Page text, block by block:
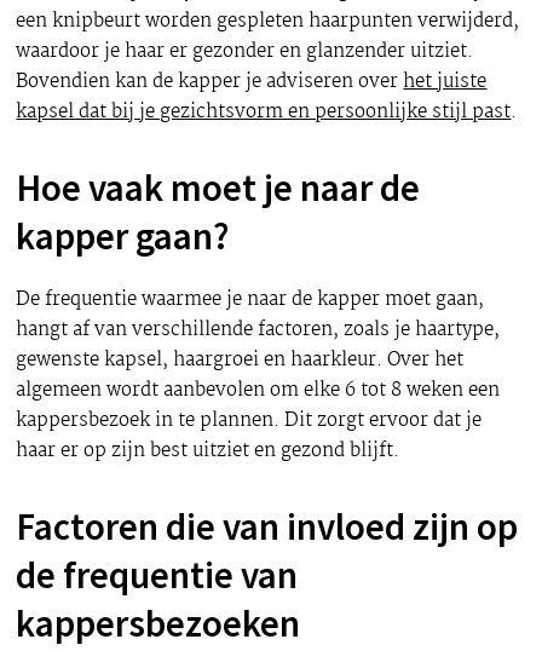
een knipbeurt worden gespleten haarpunten verwijderd,
waardoor je haar er gezonder en glanzender uitziet.
Bovendien kan de kapper je adviseren overhet juiste
kapsel dat bij je gezichtsvorm en persoonlijke stijl past.
Hoe vaak moet je naar de
kapper gaan?
De frequentie waarmee je naar de kapper moet gaan,
hangt af van verschillende factoren, zoals je haartype,
gewenste kapsel, haargroei en haarkleur. Over het
algemeen wordt aanbevolen om elke 6 tot 8 weken een
kappersbezoek in te plannen. Dit zorgt ervoor dat je
haar er op zijn best uitziet en gezond blijft.
Factoren die van invloed zijn op
de frequentie van
kappersbezoeken